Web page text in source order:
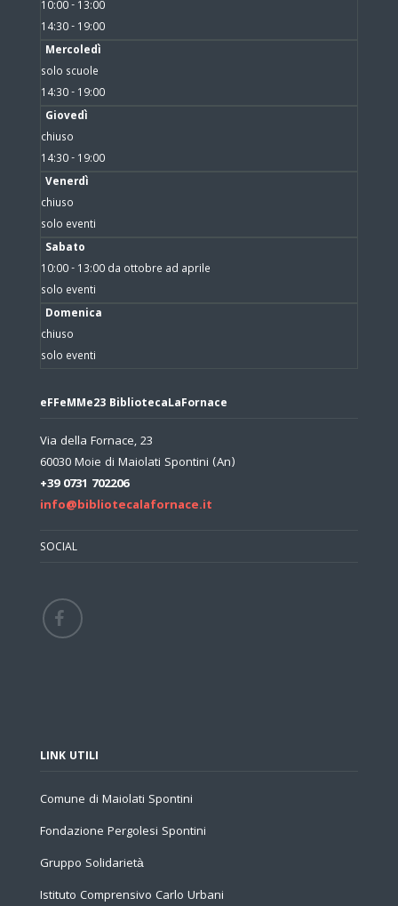
10:00 - 13:00
14:30 - 19:00
Mercoledì
solo scuole
14:30 - 19:00
Giovedì
chiuso
14:30 - 19:00
Venerdì
chiuso
solo eventi
Sabato
10:00 - 13:00 da ottobre ad aprile
solo eventi
Domenica
chiuso
solo eventi
eFFeMMe23 BibliotecaLaFornace
Via della Fornace, 23
60030 Moie di Maiolati Spontini (An)
+39 0731 702206
info@bibliotecalafornace.it
SOCIAL
LINK UTILI
Comune di Maiolati Spontini
Fondazione Pergolesi Spontini
Gruppo Solidarietà
Istituto Comprensivo Carlo Urbani